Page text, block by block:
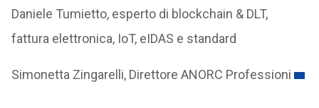
Daniele Tumietto, esperto di blockchain & DLT,
fattura elettronica, IoT, eIDAS e standard
Simonetta Zingarelli, Direttore ANORC Professioni